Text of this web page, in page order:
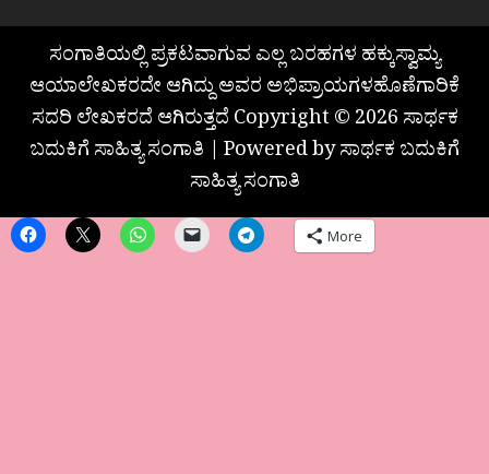
ಸಂಗಾತಿಯಲ್ಲಿ ಪ್ರಕಟವಾಗುವ ಎಲ್ಲ ಬರಹಗಳ ಹಕ್ಕುಸ್ವಾಮ್ಯ
ಆಯಾಲೇಖಕರದೇ ಆಗಿದ್ದು ಅವರ ಅಭಿಪ್ರಾಯಗಳಹೊಣೆಗಾರಿಕೆ
ಸದರಿ ಲೇಖಕರದೆ ಆಗಿರುತ್ತದೆ Copyright © 2026 ಸಾರ್ಥಕ
ಬದುಕಿಗೆ ಸಾಹಿತ್ಯ ಸಂಗಾತಿ | Powered by ಸಾರ್ಥಕ ಬದುಕಿಗೆ
ಸಾಹಿತ್ಯ ಸಂಗಾತಿ
More